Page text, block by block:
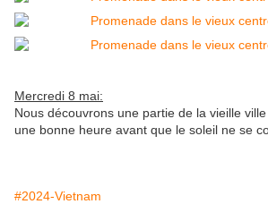
Mercredi 8 mai:
Nous découvrons une partie de la vieille
une bonne heure avant que le soleil ne se
#2024-Vietnam